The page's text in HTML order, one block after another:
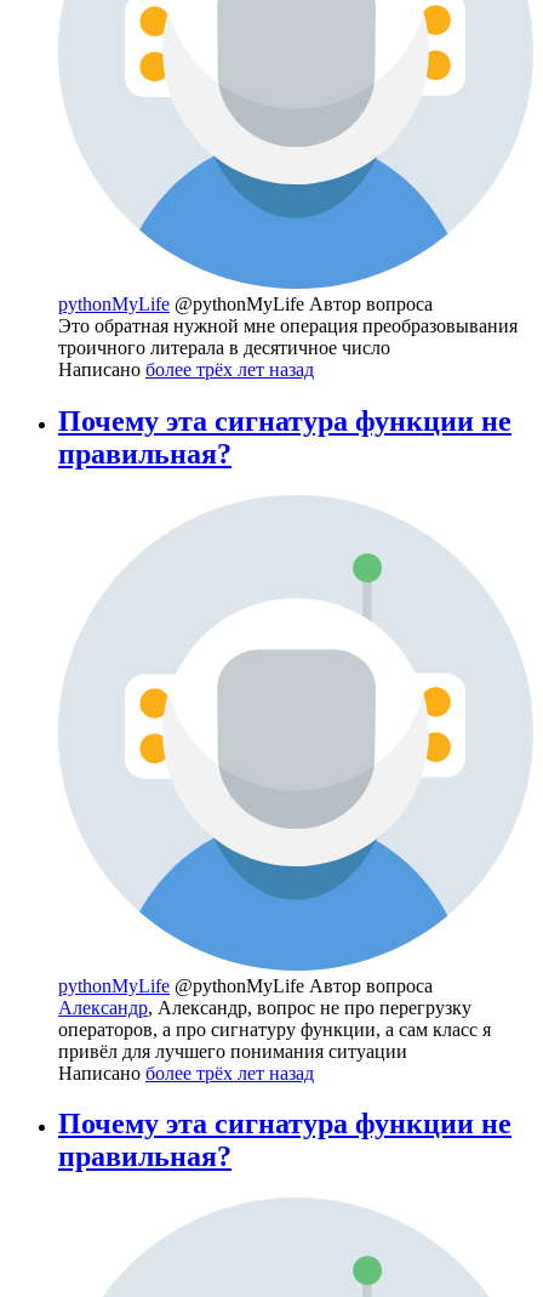
pythonMyLife @pythonMyLife Автор вопроса
Это обратная нужной мне операция преобразовывания
троичного литерала в десятичное число
Написано более трёх лет назад
Почему эта сигнатура функции не
правильная?
pythonMyLife @pythonMyLife Автор вопроса
Александр, Александр, вопрос не про перегрузку
операторов, а про сигнатуру функции, а сам класс я
привёл для лучшего понимания ситуации
Написано более трёх лет назад
Почему эта сигнатура функции не
правильная?